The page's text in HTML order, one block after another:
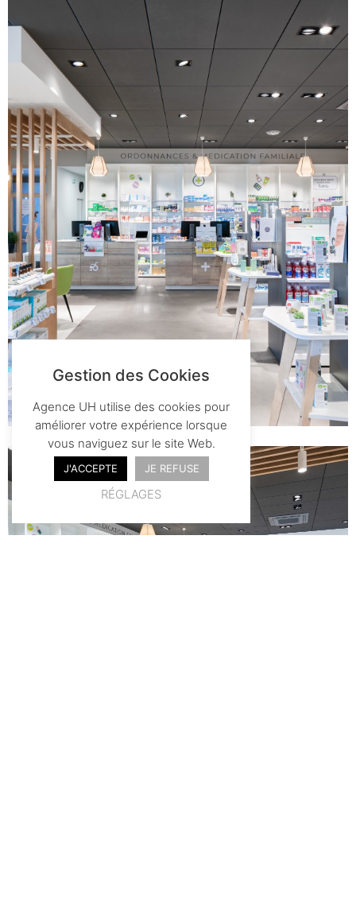
Gestion des Cookies
Agence UH utilise des cookies pour
améliorer votre expérience lorsque
vous naviguez sur le site Web.
J'ACCEPTE JE REFUSE
RÉGLAGES